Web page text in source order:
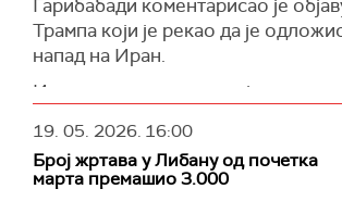
право да одговоре на такве
нападе".
Гарибабади коментарисао је
Трампа који је рекао да је
напад на Иран.
Истовремено, говорио је и о
масовни напад у сваком
Гарибабади, заменик иранског
спољних послова за правне и
послове на платформи
19. 05. 2026. 16:00
Број жртава у Либану од почетка
марта премашио 3.000